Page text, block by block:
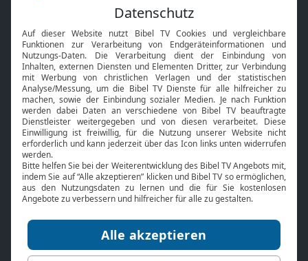
Neuigkeiten
Mobile App
Smart TV
HbbTV
Bibelthek Online-Bibel
Nächster Gottesdienst
Bibel TV
Über uns
Jobs
Mediadaten
Service
Kontakt
TV-Empfang